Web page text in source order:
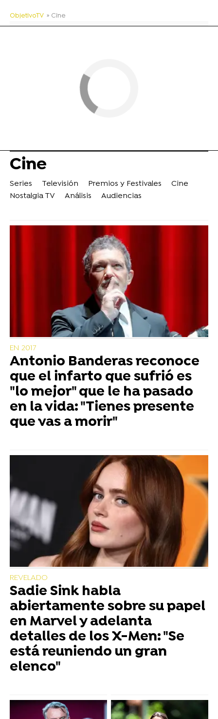
ObjetivoTV » Cine
Cine
Series Televisión Premios y Festivales
Cine
Nostalgia TV
Análisis Audiencias
EN 2017
Antonio Banderas reconoce
que el infarto que sufrió es
"lo mejor" que le ha pasado
en la vida: "Tienes presente
que vas a morir"
REVELADO
Sadie Sink habla
abiertamente sobre su papel
en Marvel y adelanta
detalles de los X-Men: "Se
está reuniendo un gran
elenco"